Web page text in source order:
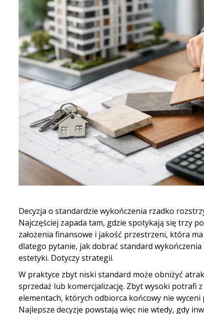
Decyzja o standardzie wykończenia rzadko
Najczęściej zapada tam, gdzie spotykają się trzy
założenia finansowe i jakość przestrzeni, która
dlatego pytanie, jak dobrać standard wykończenia
estetyki. Dotyczy strategii.
W praktyce zbyt niski standard może obniżyć
sprzedaż lub komercjalizację. Zbyt wysoki potrafi
elementach, których odbiorca końcowy nie
Najlepsze decyzje powstają więc nie wtedy, gdy